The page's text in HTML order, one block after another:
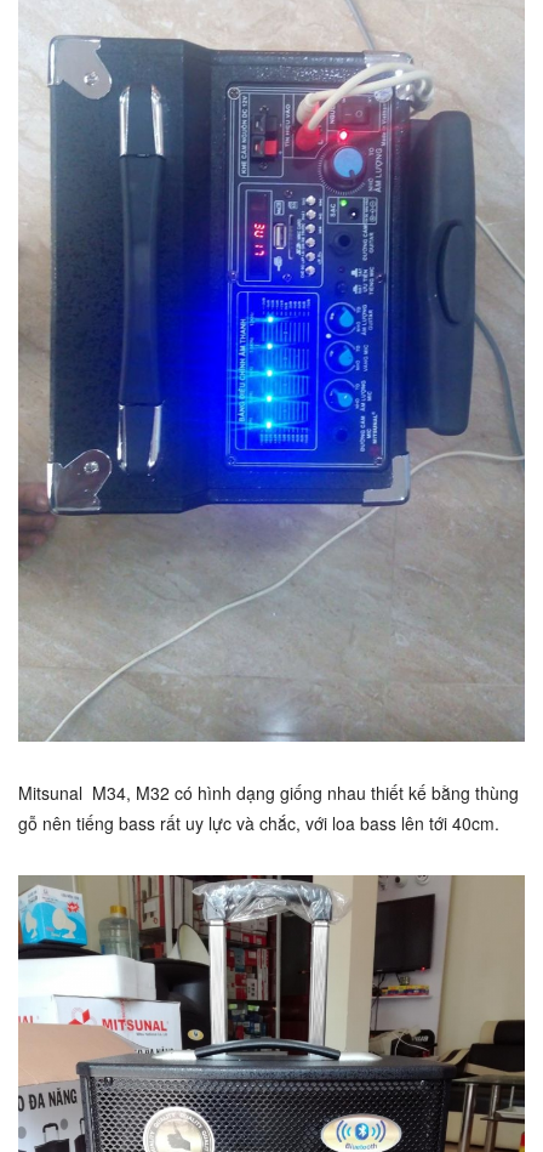
Mitsunal M34, M32 có hình dạng giống nhau thiết kế bằng thùng
gỗ nên tiếng bass rất uy lực và chắc, với loa bass lên tới 40cm.